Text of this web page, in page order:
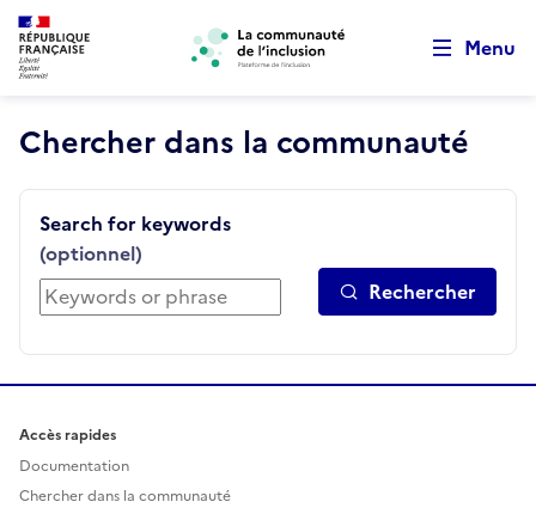
Aller au menu principal
Aller au contenu principal
Menu
Chercher dans la communauté
Search for keywords
(optionnel)
Rechercher
Accès rapides
Documentation
Chercher dans la communauté
Retour au début de la page
Panneau de gestion des cookies